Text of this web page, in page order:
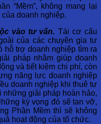
“Mềm”, không mang lại
doanh nghiệp.
vào tư vấn. Tái cơ cấu
của các chuyên gia tư
hỗ trợ doanh nghiệp tìm ra
pháp nhằm giúp doanh
và tiết kiệm chi phí, còn
năng lực doanh nghiệp
doanh nghiệp khi thuê tư
những giải pháp hoàn hảo,
kỳ vọng đó sẽ tan vỡ,
Phần Mềm thì sẽ không
hoạt động của tổ chức.